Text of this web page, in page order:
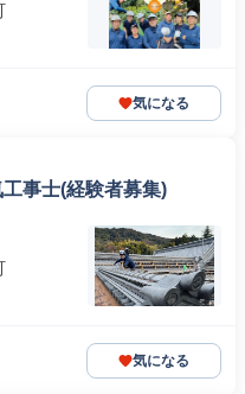
気になる
事士(経験者募集)
気になる